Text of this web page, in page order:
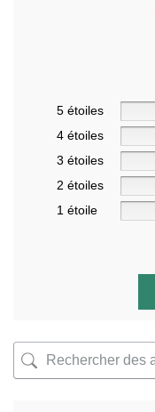
5 étoiles
4 étoiles
3 étoiles
2 étoiles
1 étoile